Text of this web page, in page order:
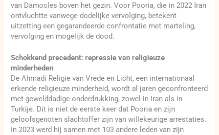
van Damocles boven het gezin. Voor Pooria, die in 2022 Iran
ontvluchtte vanwege dodelijke vervolging, betekent
uitzetting een gegarandeerde confrontatie met marteling,
vervolging en mogelijk de dood.
Schokkend precedent: repressie van religieuze
minderheden
De Ahmadi Religie van Vrede en Licht, een internationaal
erkende religieuze minderheid, wordt al jaren geconfronteerd
met gewelddadige onderdrukking, zowel in Iran als in
Turkije. Dit is niet de eerste keer dat Pooria en zijn
geloofsgenoten slachtoffer zijn van willekeurige arrestaties.
In 2023 werd hij samen met 103 andere leden van zijn